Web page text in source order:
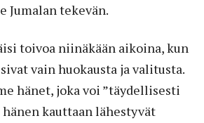
Jumalan tekevän.
toivoa niinäkään aikoina, kun
vain huokausta ja valitusta.
hänet, joka voi ”täydellisesti
hänen kauttaan lähestyvät